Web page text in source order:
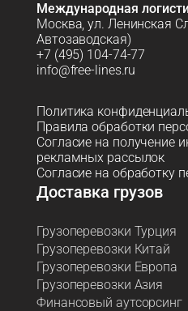
Международная
Москва, ул. Ленинская
Автозаводская)
+7 (495) 104-74-77
info@free-lines.ru
Политика
Правила обработки
Согласие на получение
рекламных рассылок
Согласие на обработку
Доставка грузов
Грузоперевозки Турция
Грузоперевозки Китай
Грузоперевозки Европа
Грузоперевозки Азия
Финансовый аутсорсинг